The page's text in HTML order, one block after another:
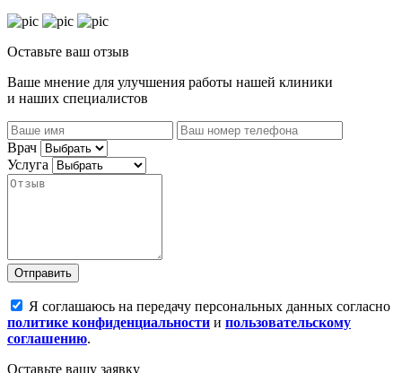
Оставьте ваш отзыв
Ваше мнение для улучшения работы нашей клиники
и наших специалистов
Врач
Услуга
Отправить
Я соглашаюсь на передачу персональных данных согласно
политике конфиденциальности и пользовательскому
соглашению.
Оставьте вашу заявку